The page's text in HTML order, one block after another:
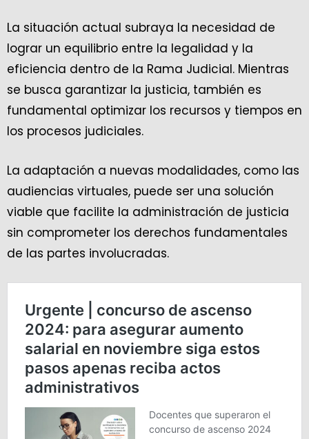
La situación actual subraya la necesidad de
lograr un equilibrio entre la legalidad y la
eficiencia dentro de la Rama Judicial. Mientras
se busca garantizar la justicia, también es
fundamental optimizar los recursos y tiempos en
los procesos judiciales.
La adaptación a nuevas modalidades, como las
audiencias virtuales, puede ser una solución
viable que facilite la administración de justicia
sin comprometer los derechos fundamentales
de las partes involucradas.